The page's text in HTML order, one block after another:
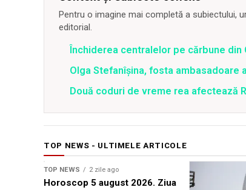
Pentru o imagine mai completă a subiectului,
editorial.
Închiderea centralelor pe cărbune
Olga Stefanîşina, fosta ambasadoare
Două coduri de vreme rea afectează
TOP NEWS - ULTIMELE ARTICOLE
TOP NEWS 2 zile ago
Horoscop 5 august 2026. Ziua